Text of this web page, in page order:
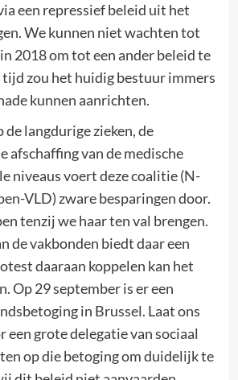
een repressief beleid uit het
We kunnen niet wachten tot
2018 om tot een ander beleid te
tijd zou het huidig bestuur immers
kunnen aanrichten.
de langdurige zieken, de
afschaffing van de medische
niveaus voert deze coalitie (N-
VLD) zware besparingen door.
tenzij we haar ten val brengen.
de vakbonden biedt daar een
daaraan koppelen kan het
Op 29 september is er een
in Brussel. Laat ons
een grote delegatie van sociaal
op die betoging om duidelijk te